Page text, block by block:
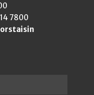
7800